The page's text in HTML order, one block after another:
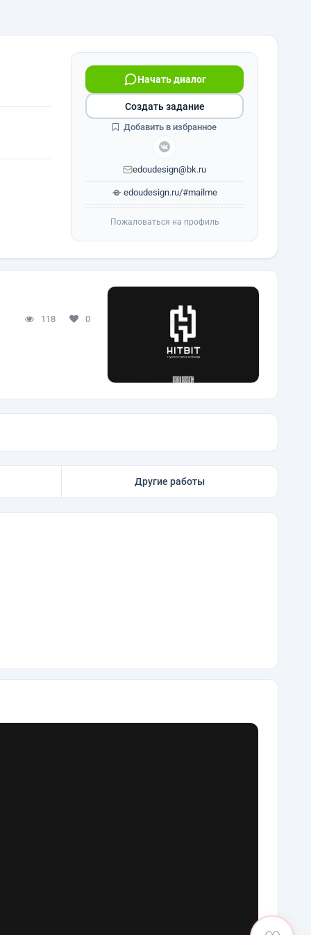
Начать диалог
edoudesign@bk.ru
edoudesign.ru/#mailme
Создать задание
Добавить в избранное
Пожаловаться на профиль
118 0
Другие работы